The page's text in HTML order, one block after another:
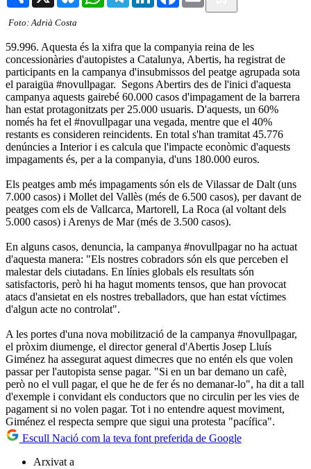
Foto: Adrià Costa
59.996. Aquesta és la xifra que la companyia reina de les
concessionàries d'autopistes a Catalunya, Abertis, ha registrat de
participants en la campanya d'insubmissos del peatge agrupada sota
el paraigüa #novullpagar. Segons Abertirs des de l'inici d'aquesta
campanya aquests gairebé 60.000 casos d'impagament de la barrera
han estat protagonitzats per 25.000 usuaris. D'aquests, un 60%
només ha fet el #novullpagar una vegada, mentre que el 40%
restants es consideren reincidents. En total s'han tramitat 45.776
denúncies a Interior i es calcula que l'impacte econòmic d'aquests
impagaments és, per a la companyia, d'uns 180.000 euros.
Els peatges amb més impagaments són els de Vilassar de Dalt (uns
7.000 casos) i Mollet del Vallès (més de 6.500 casos), per davant de
peatges com els de Vallcarca, Martorell, La Roca (al voltant dels
5.000 casos) i Arenys de Mar (més de 3.500 casos).
En alguns casos, denuncia, la campanya #novullpagar no ha actuat
d'aquesta manera: "Els nostres cobradors són els que perceben el
malestar dels ciutadans. En línies globals els resultats són
satisfactoris, però hi ha hagut moments tensos, que han provocat
atacs d'ansietat en els nostres treballadors, que han estat víctimes
d'algun acte no controlat".
A les portes d'una nova mobilització de la campanya #novullpagar,
el pròxim diumenge, el director general d'Abertis Josep Lluís
Giménez ha assegurat aquest dimecres que no entén els que volen
passar per l'autopista sense pagar. "Si en un bar demano un cafè,
però no el vull pagar, el que he de fer és no demanar-lo", ha dit a tall
d'exemple i convidant els conductors que no circulin per les vies de
pagament si no volen pagar. Tot i no entendre aquest moviment,
Giménez el respecta sempre que sigui una protesta "pacífica".
Escull Nació com la teva font preferida de Google
Arxivat a